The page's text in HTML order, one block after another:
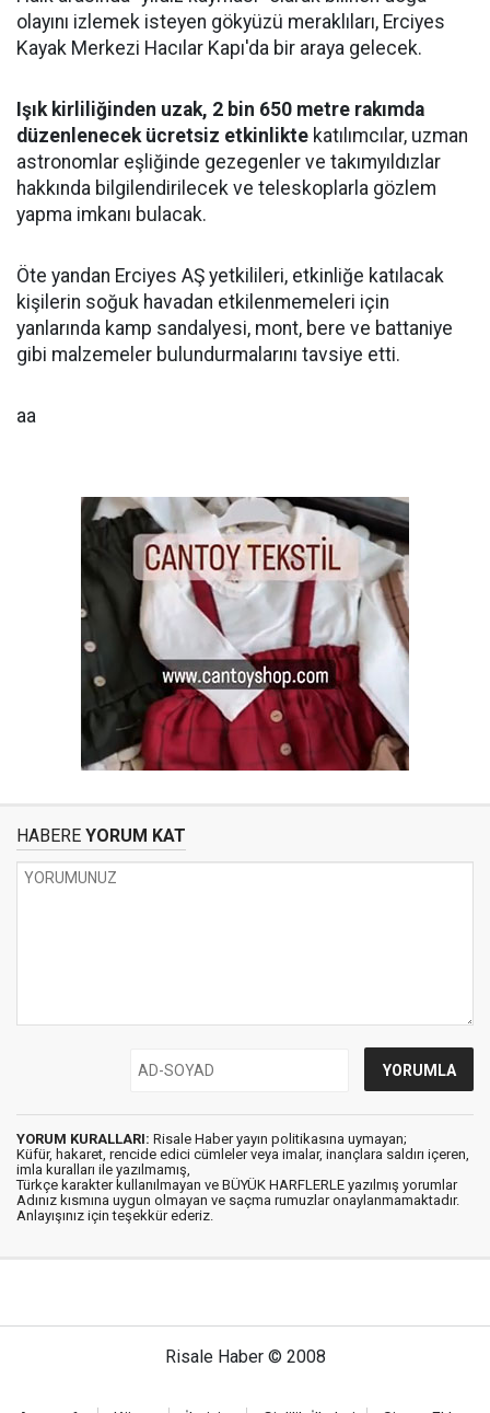
olayını izlemek isteyen gökyüzü meraklıları, Erciyes
Kayak Merkezi Hacılar Kapı'da bir araya gelecek.
Işık kirliliğinden uzak, 2 bin 650 metre rakımda
düzenlenecek ücretsiz etkinlikte katılımcılar, uzman
astronomlar eşliğinde gezegenler ve takımyıldızlar
hakkında bilgilendirilecek ve teleskoplarla gözlem
yapma imkanı bulacak.
Öte yandan Erciyes AŞ yetkilileri, etkinliğe katılacak
kişilerin soğuk havadan etkilenmemeleri için
yanlarında kamp sandalyesi, mont, bere ve battaniye
gibi malzemeler bulundurmalarını tavsiye etti.
aa
HABERE YORUM KAT
YORUM KURALLARI: Risale Haber yayın politikasına uymayan;
Küfür, hakaret, rencide edici cümleler veya imalar, inançlara saldırı içeren,
imla kuralları ile yazılmamış,
Türkçe karakter kullanılmayan ve BÜYÜK HARFLERLE yazılmış yorumlar
Adınız kısmına uygun olmayan ve saçma rumuzlar onaylanmamaktadır.
Anlayışınız için teşekkür ederiz.
Risale Haber © 2008